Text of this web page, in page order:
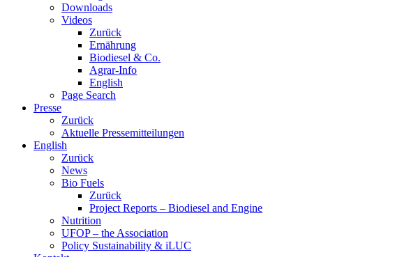
Downloads
Videos
Zurück
Ernährung
Biodiesel & Co.
Agrar-Info
English
Page Search
Presse
Zurück
Aktuelle Pressemitteilungen
English
Zurück
News
Bio Fuels
Zurück
Project Reports – Biodiesel and Engine
Nutrition
UFOP – the Association
Policy Sustainability & iLUC